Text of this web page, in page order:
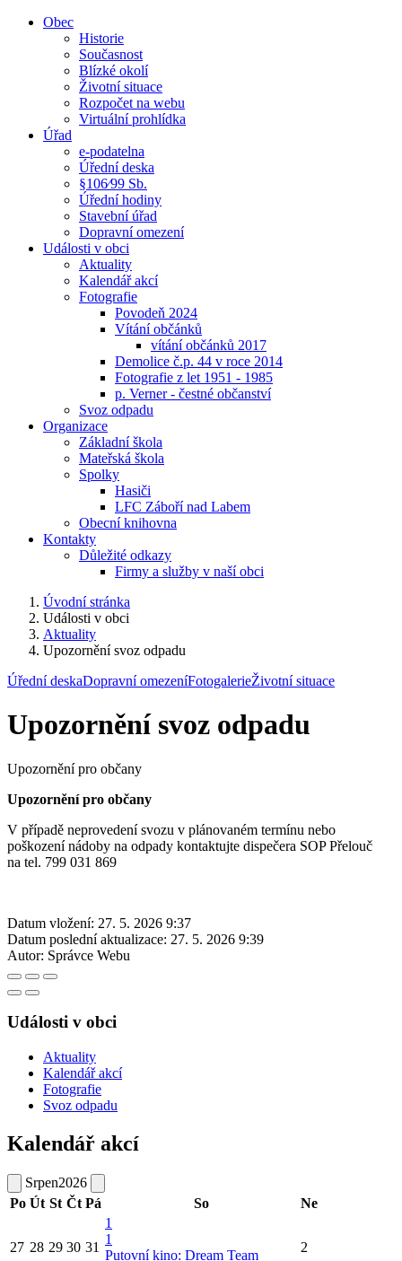
Obec
Historie
Současnost
Blízké okolí
Životní situace
Rozpočet na webu
Virtuální prohlídka
Úřad
e-podatelna
Úřední deska
§106⁄99 Sb.
Úřední hodiny
Stavební úřad
Dopravní omezení
Události v obci
Aktuality
Kalendář akcí
Fotografie
Povodeň 2024
Vítání občánků
vítání občánků 2017
Demolice č.p. 44 v roce 2014
Fotografie z let 1951 - 1985
p. Verner - čestné občanství
Svoz odpadu
Organizace
Základní škola
Mateřská škola
Spolky
Hasiči
LFC Záboří nad Labem
Obecní knihovna
Kontakty
Důležité odkazy
Firmy a služby v naší obci
Úvodní stránka
Události v obci
Aktuality
Upozornění svoz odpadu
Úřední deskaDopravní omezeníFotogalerieŽivotní situace
Upozornění svoz odpadu
Upozornění pro občany
Upozornění pro občany
V případě neprovedení svozu v plánovaném termínu nebo
poškození nádoby na odpady kontaktujte dispečera SOP Přelouč
na tel. 799 031 869
Datum vložení: 27. 5. 2026 9:37
Datum poslední aktualizace: 27. 5. 2026 9:39
Autor: Správce Webu
Události v obci
Aktuality
Kalendář akcí
Fotografie
Svoz odpadu
Kalendář akcí
Srpen2026
Po Út St Čt Pá So Ne
27 28 29 30 31
1
1
Putovní kino: Dream Team
2